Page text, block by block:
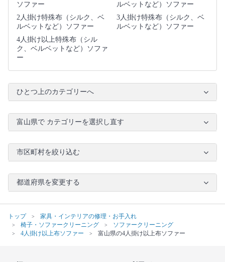
ソファー
ルベットなど）ソファー
2人掛け特殊布（シルク、ベ
ルベットなど）ソファー
3人掛け特殊布（シルク、ベ
ルベットなど）ソファー
4人掛け以上特殊布（シル
ク、ベルベットなど）ソファ
ー
ひとつ上のカテゴリーへ
富山県で カテゴリーを選択し直す
市区町村を絞り込む
都道府県を変更する
トップ
家具・インテリアの修理・お手入れ
椅子・ソファークリーニング
ソファークリーニング
4人掛け以上布ソファー
富山県の4人掛け以上布ソファー